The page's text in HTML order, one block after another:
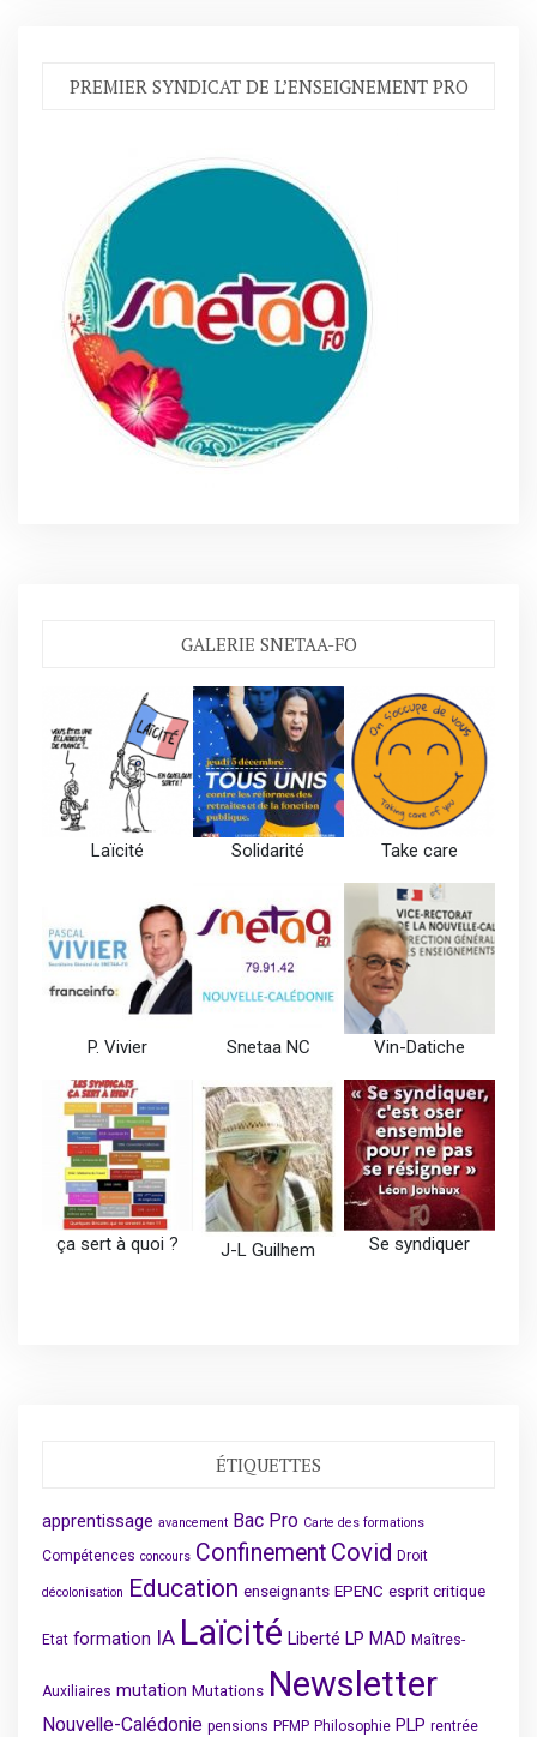
PREMIER SYNDICAT DE L’ENSEIGNEMENT PRO
GALERIE SNETAA-FO
Laïcité Solidarité Take care
P. Vivier Snetaa NC Vin-Datiche
ça sert à quoi ? J-L Guilhem Se syndiquer
ÉTIQUETTES
apprentissage avancement Bac Pro Carte des formations
Compétences concours Confinement Covid Droit
décolonisation Education enseignants EPENC esprit critique
Etat formation IA Laïcité Liberté LP MAD Maîtres-
Auxiliaires mutation Mutations Newsletter
Nouvelle-Calédonie pensions PFMP Philosophie PLP rentrée